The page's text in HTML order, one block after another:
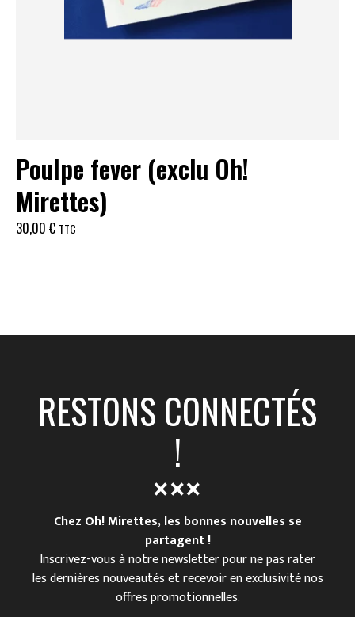
Poulpe fever (exclu Oh!
Mirettes)
30,00 € TTC
RESTONS CONNECTÉS
!
Chez Oh! Mirettes, les bonnes nouvelles se
partagent !
Inscrivez-vous à notre newsletter pour ne pas rater
les dernières nouveautés et recevoir en exclusivité nos
offres promotionnelles.